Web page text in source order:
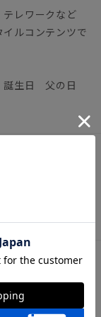
レワークなど
ルコンテンツで
生日 父の日
剤を使用しネッ